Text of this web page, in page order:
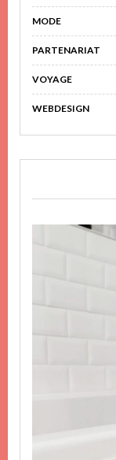
MODE
PARTENARIAT
VOYAGE
WEBDESIGN